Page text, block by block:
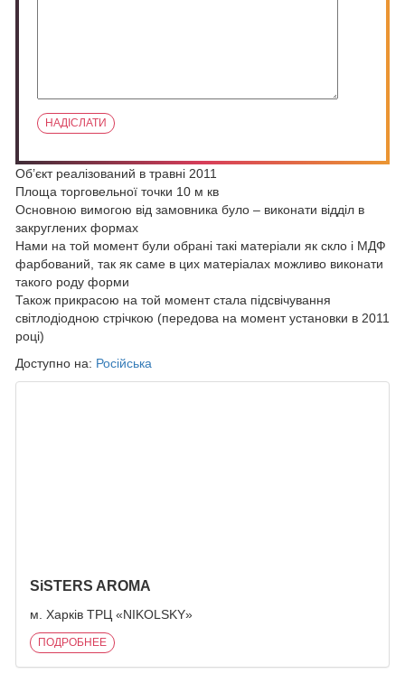
Об’єкт реалізований в травні 2011
Площа торговельної точки 10 м кв
Основною вимогою від замовника було – виконати відділ в
закруглених формах
Нами на той момент були обрані такі матеріали як скло і МДФ
фарбований, так як саме в цих матеріалах можливо виконати
такого роду форми
Також прикрасою на той момент стала підсвічування
світлодіодною стрічкою (передова на момент установки в 2011
році)
Доступно на: Російська
SiSTERS AROMA
м. Харків ТРЦ «NIKOLSKY»
ПОДРОБНЕЕ